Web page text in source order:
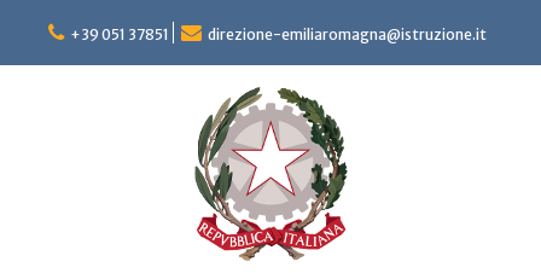
content
+39 051 37851 direzione-emiliaromagna@istruzione.it